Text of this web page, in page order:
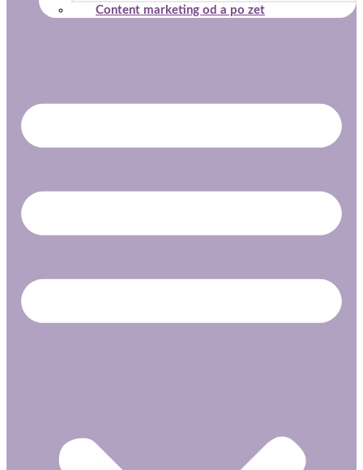
Content marketing od a po zet